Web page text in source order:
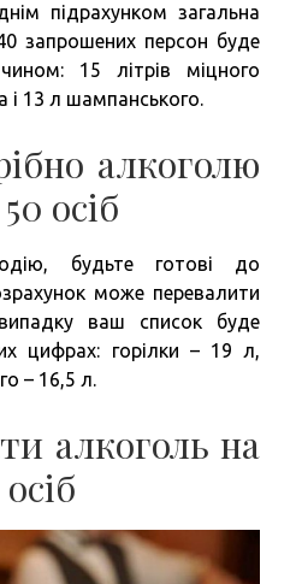
підрахунком загальна
запрошених персон буде
15 літрів міцного
і 13 л шампанського.
алкоголю
осіб
будьте готові до
може перевалити
ваш список буде
цифрах: горілки – 19 л,
– 16,5 л.
алкоголь на